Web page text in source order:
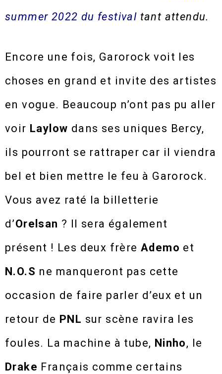
summer 2022 du festival tant attendu.
Encore une fois, Garorock voit les
choses en grand et invite des artistes
en vogue. Beaucoup n’ont pas pu aller
voir Laylow dans ses uniques Bercy,
ils pourront se rattraper car il viendra
bel et bien mettre le feu à Garorock.
Vous avez raté la billetterie
d’Orelsan ? Il sera également
présent ! Les deux frère Ademo et
N.O.S ne manqueront pas cette
occasion de faire parler d’eux et un
retour de PNL sur scène ravira les
foules. La machine à tube, Ninho, le
Drake Français comme certains